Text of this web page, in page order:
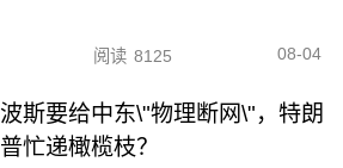
阅读 8125 08-04
波斯要给中东\"物理断网\"，特朗
普忙递橄榄枝？